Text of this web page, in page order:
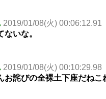
2019/01/08(火) 00:06:12.91
いな。
2019/01/08(火) 00:10:29.98
お詫びの全裸土下座だねこ